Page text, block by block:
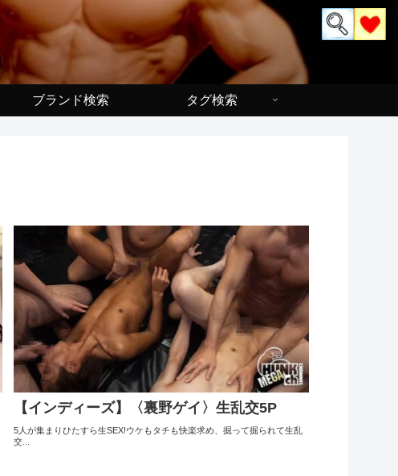
ブランド検索 タグ検索
【インディーズ】〈裏野ゲイ〉生乱交5P
5人が集まりひたすら生SEX!ウケもタチも快楽求め、掘って掘られて生乱
交...